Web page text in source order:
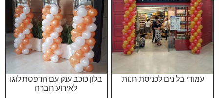
בלון כוכב ענק עם הדפסת לוגו
לאירוע חברה
עמודי בלונים לכניסת חנות